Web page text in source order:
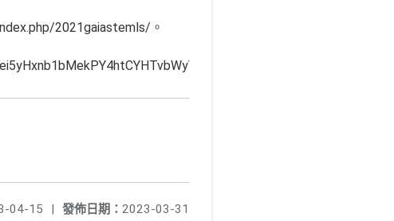
2021gaiastemls/。
發佈日期： 2023-03-31
04-15 |